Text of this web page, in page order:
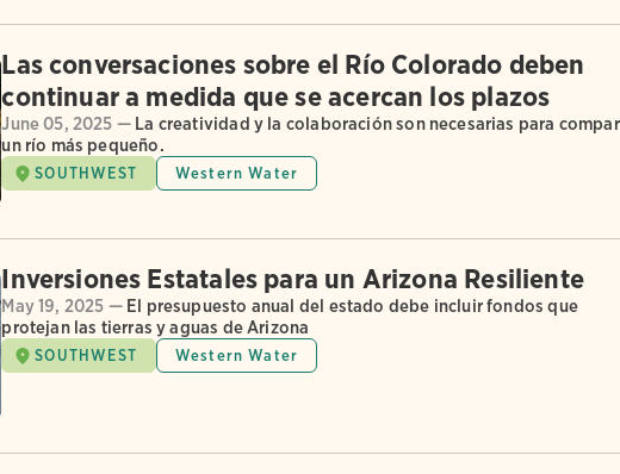
Las conversaciones sobre el Río Colorado deben
continuar a medida que se acercan los plazos
June 05, 2025 — La creatividad y la colaboración son necesarias para
un río más pequeño.
SOUTHWEST Western Water
Inversiones Estatales para un Arizona Resiliente
May 19, 2025 —El presupuesto anual del estado debe incluir fondos que
protejan las tierras y aguas de Arizona
SOUTHWEST Western Water